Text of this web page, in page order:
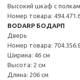
Высокий шкаф с
Номер товара:
BODARP БОДАРП
Дверь
Номер товара:
Ширина: 46 см
Высота: 2 см
Длина: 206 см